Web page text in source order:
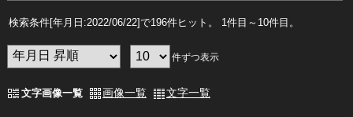
検索条件[年月日:2022/06/22]で196件ヒット 。 1件目～10件目 。
件ずつ表示
文字画像一覧 画像一覧 文字一覧